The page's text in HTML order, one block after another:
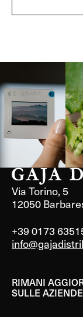
Langa, 1977
Via Torino, 5
12050
+39 0173
RIMANI
SULLE AZIENDE